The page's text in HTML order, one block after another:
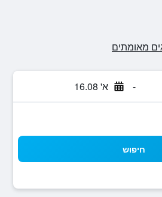
- א' 16.08
חיפוש